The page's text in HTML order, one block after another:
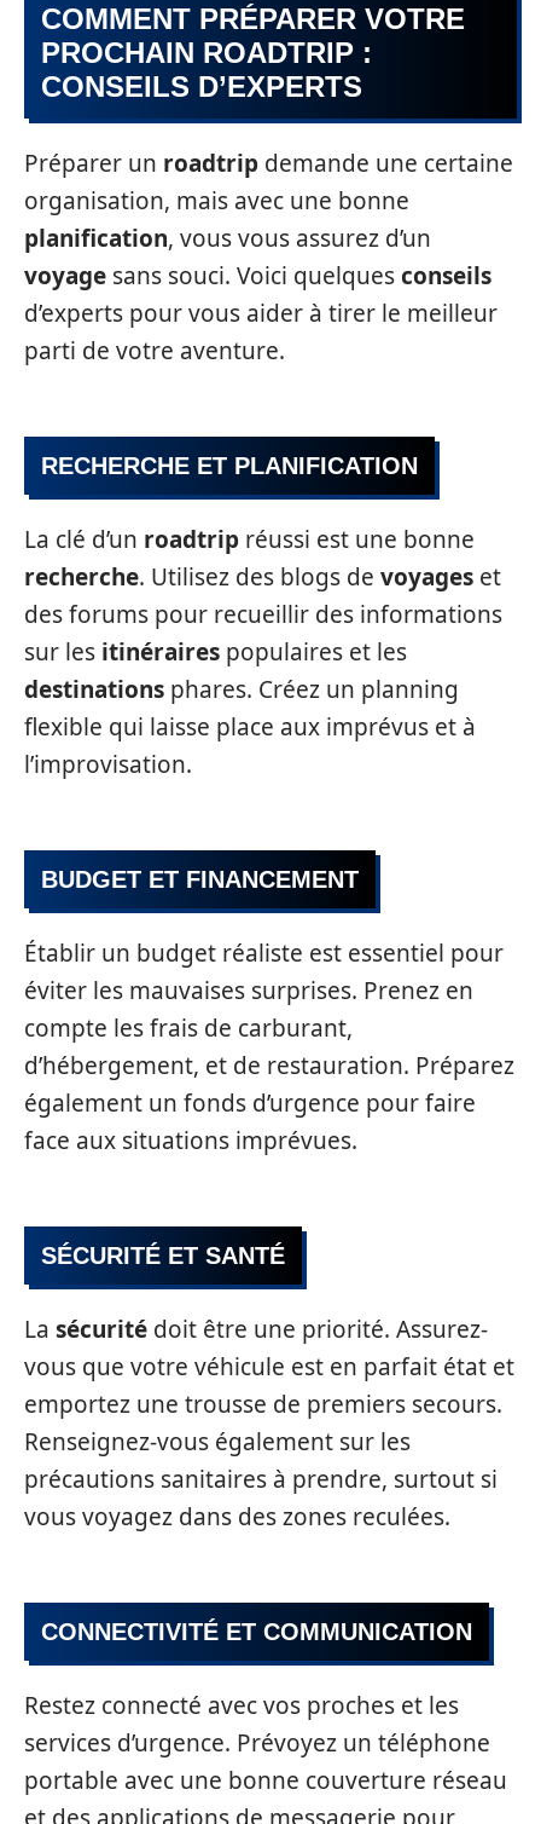
COMMENT PRÉPARER VOTRE
PROCHAIN ROADTRIP :
CONSEILS D’EXPERTS
Préparer un roadtrip demande une certaine
organisation, mais avec une bonne
planification, vous vous assurez d’un
voyage sans souci. Voici quelquesconseils
d’experts pour vous aider à tirer le meilleur
parti de votre aventure.
RECHERCHE ET PLANIFICATION
La clé d’un roadtrip réussi est une bonne
recherche. Utilisez des blogs de voyages et
des forums pour recueillir des informations
sur les itinéraires populaires et les
destinations phares. Créez un planning
flexible qui laisse place aux imprévus et à
l’improvisation.
BUDGET ET FINANCEMENT
Établir un budget réaliste est essentiel pour
éviter les mauvaises surprises. Prenez en
compte les frais de carburant,
d’hébergement, et de restauration. Préparez
également un fonds d’urgence pour faire
face aux situations imprévues.
SÉCURITÉ ET SANTÉ
La sécurité doit être une priorité. Assurez-
vous que votre véhicule est en parfait état et
emportez une trousse de premiers secours.
Renseignez-vous également sur les
précautions sanitaires à prendre, surtout si
vous voyagez dans des zones reculées.
CONNECTIVITÉ ET COMMUNICATION
Restez connecté avec vos proches et les
services d’urgence. Prévoyez un téléphone
portable avec une bonne couverture réseau